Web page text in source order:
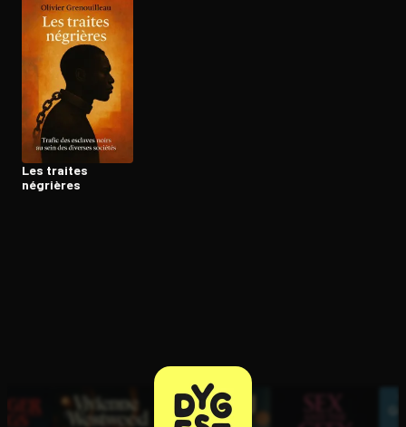
Les traites
négrières